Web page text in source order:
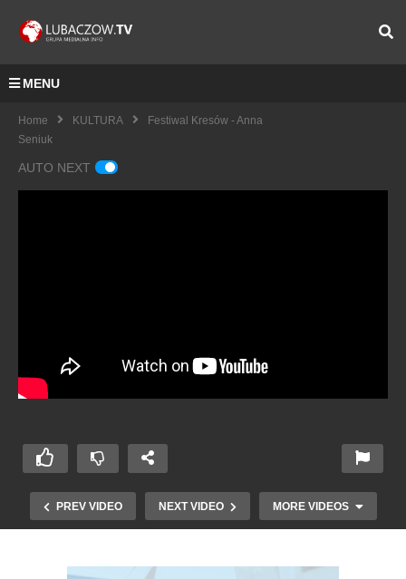
MENU
Home KULTURA
Festiwal Kresów - Anna
Seniuk
AUTO NEXT
PREV VIDEO NEXT VIDEO MORE VIDEOS